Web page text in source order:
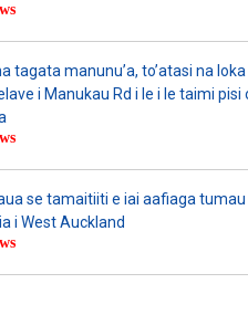
tagata manunu’a, to’atasi na
i Manukau Rd i le i le taimi pisi
se tamaitiiti e iai aafiaga
i West Auckland